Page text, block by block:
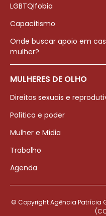
LGBTQIfobia
Capacitismo
Onde buscar apoio em
mulher?
MULHERES DE OLHO
Direitos sexuais e
Política e poder
Mulher e Mídia
Trabalho
Agenda
© Copyright Agência Patrícia